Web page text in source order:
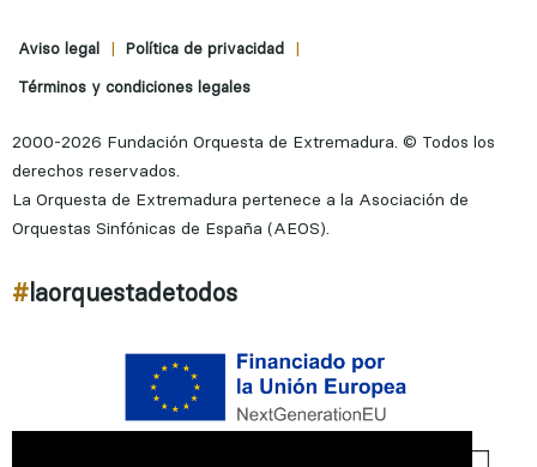
Aviso legal | Política de privacidad |
Términos y condiciones legales
2000-2026 Fundación Orquesta de Extremadura. © Todos los
derechos reservados.
La Orquesta de Extremadura pertenece a la Asociación de
Orquestas Sinfónicas de España (AEOS).
#laorquestadetodos